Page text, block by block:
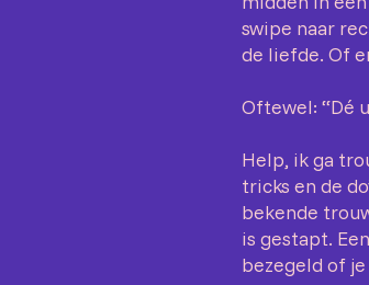
swipe naar
de liefde. Of
Oftewel: “Dé
Help, ik ga
tricks en de
bekende
is gestapt.
bezegeld of